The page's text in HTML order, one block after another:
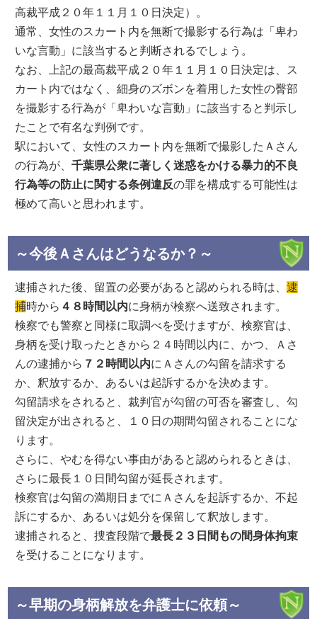
高裁平成２０年１１月１０日決定）。
通常、女性のスカート内を無断で撮影する行為は「卑わ
いな言動」に該当すると判断されるでしょう。
なお、上記の最高裁平成２０年１１月１０日決定は、ス
カート内ではなく、細身のズボンを着用した女性の臀部
を撮影する行為が「卑わいな言動」に該当すると判示し
たことで有名な判例です。
駅において、女性のスカート内を無断で撮影したＡさん
の行為が、千葉県公衆に著しく迷惑をかける暴力的不良
行為等の防止に関する条例違反の罪を構成する可能性は
極めて高いと思われます。
～今後Ａさんはどうなるか？～
逮捕された後、留置の必要があると認められる時は、逮
捕時から ４８時間以内に身柄が検察へ送致されます。
検察でも警察と同様に取調べを受けますが、検察官は、
身柄を受け取ったときから２４時間以内に、かつ、Ａさ
んの逮捕から ７２時間以内にＡさんの勾留を請求する
か、釈放するか、あるいは起訴するかを決めます。
勾留請求をされると、裁判官が勾留の可否を審査し、勾
留決定が出されると、１０日の期間勾留されることにな
ります。
さらに、やむを得ない事由があると認められるときは、
さらに最長１０日間勾留が延長されます。
検察官は勾留の満期日までにＡさんを起訴するか、不起
訴にするか、あるいは処分を保留して釈放します。
逮捕されると、捜査段階で最長２３日間もの間身体拘束
を受けることになります。
～早期の身柄解放を弁護士に依頼～